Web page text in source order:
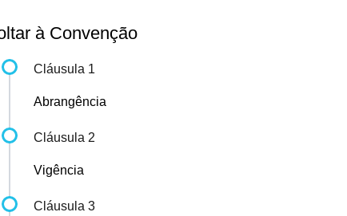
à Convenção
Cláusula 1
Abrangência
Cláusula 2
Vigência
Cláusula 3